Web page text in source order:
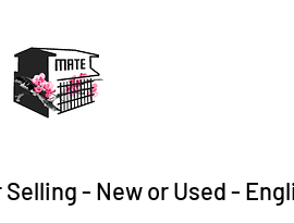
- New or Used -